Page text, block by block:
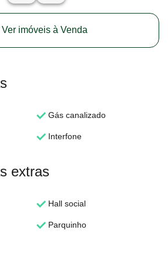
Ver imóveis à Venda
Gás canalizado
Interfone
extras
Hall social
Parquinho